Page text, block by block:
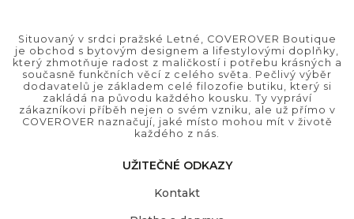
Situovaný v srdci pražské Letné, COVEROVER Boutique
je obchod s bytovým designem a lifestylovými doplňky,
který zhmotňuje radost z maličkostí i potřebu krásných a
současně funkčních věcí z celého světa. Pečlivý výběr
dodavatelů je základem celé filozofie butiku, který si
zakládá na původu každého kousku. Ty vypráví
zákazníkovi příběh nejen o svém vzniku, ale už přímo v
COVEROVER naznačují, jaké místo mohou mít v životě
každého z nás.
UŽITEČNÉ ODKAZY
Kontakt